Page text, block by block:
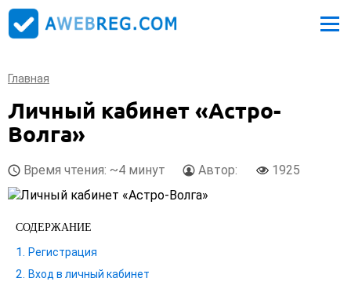
Главная
Личный кабинет «Астро-
Волга»
Время чтения: ~4 минут Автор: 1925
СОДЕРЖАНИЕ
Регистрация
Вход в личный кабинет